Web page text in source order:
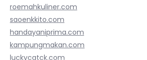
roemahkuliner.com
saoenkkito.com
handayaniprima.com
kampungmakan.com
luckycatck.com